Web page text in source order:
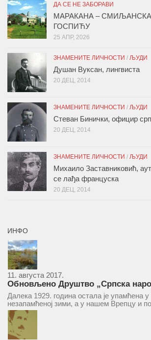
ДА СЕ НЕ ЗАБОРАВИ
МАРАКАНА –
ГОСПИЋУ
25 АПР, 2026
ЗНАМЕНИТЕ ЛИЧНОСТИ / ЉУДИ
Душан Вуксан, лингвиста
20 ДЕЦ, 2014
ЗНАМЕНИТЕ ЛИЧНОСТИ / ЉУДИ
Стеван Бинички, официр
20 ДЕЦ, 2014
ЗНАМЕНИТЕ ЛИЧНОСТИ / ЉУДИ
Михаило Заставниковић,
се лађа француска
20 ДЕЦ, 2014
ИНФО
11. августа 2017.
Обновљено Друштво „Српска
и књижница“ у Врепцу
Далека 1929. година остала је упамћена
незапамћеној зими, а у нашем Врепцу и
Друштва „Српска народна читаоница и
Врепцу“. Потакнути потребом за
уздизањем група...